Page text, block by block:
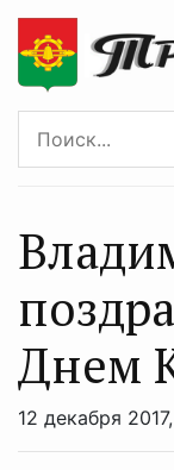
Днем
12 декабря